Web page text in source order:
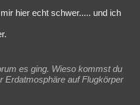
hier echt schwer..... und ich
es ging. Wieso kommst du
Erdatmosphäre auf Flugkörper